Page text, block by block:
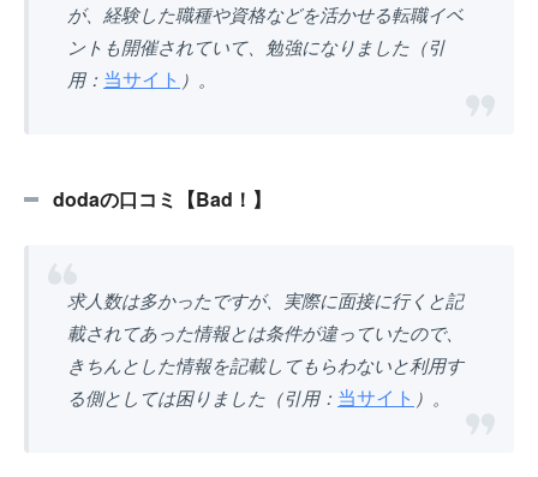
が、経験した職種や資格などを活かせる転職イベ
ントも開催されていて、勉強になりました（引
用： 当サイト ）。
dodaの口コミ【Bad！】
求人数は多かったですが、実際に面接に行くと記
載されてあった情報とは条件が違っていたので、
きちんとした情報を記載してもらわないと利用す
る側としては困りました（引用： 当サイト ）。